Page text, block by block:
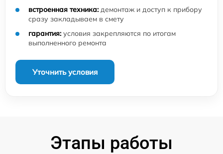
встроенная техника: демонтаж и доступ к прибору
сразу закладываем в смету
гарантия: условия закрепляются по итогам
выполненного ремонта
Уточнить условия
Этапы работы